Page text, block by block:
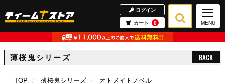
ログイン
カート
0 MENU
薄桜鬼シリーズ BACK
TOP 薄桜鬼シリーズ オトメイトノベル